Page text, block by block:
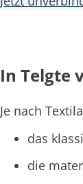
In Telgte
Je nach
das
die